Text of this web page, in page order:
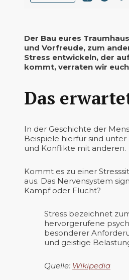
Der Bau eures
und Vorfreude, zum
Stress entwickeln, der
kommt, verraten wir
Das
In der Geschichte der
Beispiele hierfür sind
und Konflikte mit anderen.
Kommt es zu einer
aus. Das Nervensystem
Kampf oder Flucht?
Stress bezeichnet
hervorgerufene
besonderer
und geistige
Quelle: Wikipedia